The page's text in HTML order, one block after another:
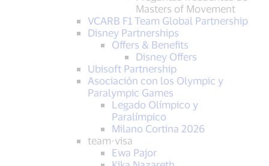
Masters of Movement
VCARB F1 Team Global Partnership
Disney Partnerships
Offers & Benefits
Disney Offers
Ubisoft Partnership
Asociación con los Olympic y
Paralympic Games
Legado Olímpico y
Paralímpico
Milano Cortina 2026
team-visa
Ewa Pajor